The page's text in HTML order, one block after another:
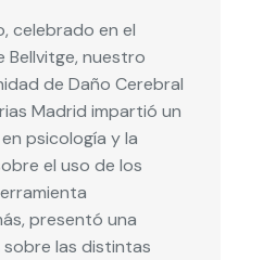
celebrado en el
Bellvitge, nuestro
de Daño Cerebral
Madrid impartió un
psicología y la
el uso de los
presentó una
las distintas